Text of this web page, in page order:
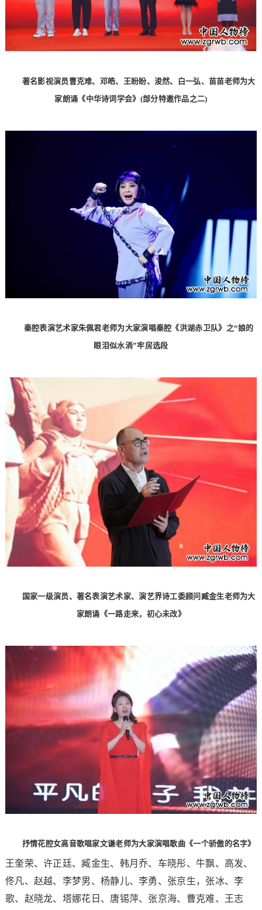
著名影视演员曹克难、邓皓、王盼盼、浚然、白一弘、苗苗老师为大
家朗诵《中华诗词学会》(部分特邀作品之二)
秦腔表演艺术家朱佩君老师为大家演唱秦腔《洪湖赤卫队》之“娘的
眼泪似水淌”牢房选段
国家一级演员、著名表演艺术家、演艺界诗工委顾问臧金生老师为大
家朗诵《一路走来，初心未改》
抒情花腔女高音歌唱家文谦老师为大家演唱歌曲《一个骄傲的名字》
王奎荣、许正廷、臧金生、韩月乔、车晓彤、牛飘、高发、
佟凡、赵越、李梦男、杨静儿、李勇、张京生，张冰、李
歌、赵晓龙、塔娜花日、唐锡萍、张京海、曹克难、王志